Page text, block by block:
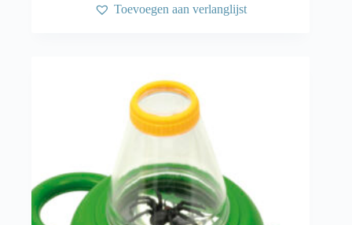
Toevoegen aan verlanglijst